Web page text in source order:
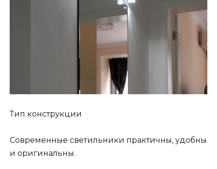
Тип конструкции
Современные светильники практичны, удобны
и оригинальны.